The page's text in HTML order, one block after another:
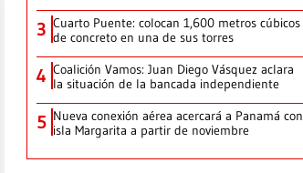
3 Cuarto Puente: colocan 1,600 metros cúbicos
de concreto en una de sus torres
4 Coalición Vamos: Juan Diego Vásquez aclara
la situación de la bancada independiente
5 Nueva conexión aérea acercará a Panamá con
isla Margarita a partir de noviembre